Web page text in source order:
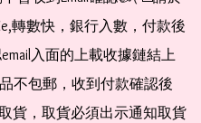
轉數快，銀行入數，付款後
入面的上載收據鏈結上
不包郵，收到付款確認後
貨，取貨必須出示通知取貨